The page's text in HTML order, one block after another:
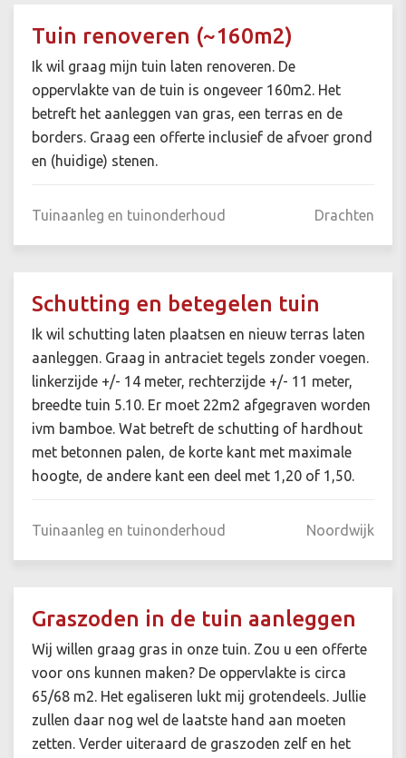
Tuin renoveren (~160m2)
Ik wil graag mijn tuin laten renoveren. De
oppervlakte van de tuin is ongeveer 160m2. Het
betreft het aanleggen van gras, een terras en de
borders. Graag een offerte inclusief de afvoer grond
en (huidige) stenen.
Tuinaanleg en tuinonderhoud Drachten
Schutting en betegelen tuin
Ik wil schutting laten plaatsen en nieuw terras laten
aanleggen. Graag in antraciet tegels zonder voegen.
linkerzijde +/- 14 meter, rechterzijde +/- 11 meter,
breedte tuin 5.10. Er moet 22m2 afgegraven worden
ivm bamboe. Wat betreft de schutting of hardhout
met betonnen palen, de korte kant met maximale
hoogte, de andere kant een deel met 1,20 of 1,50.
Tuinaanleg en tuinonderhoud Noordwijk
Graszoden in de tuin aanleggen
Wij willen graag gras in onze tuin. Zou u een offerte
voor ons kunnen maken? De oppervlakte is circa
65/68 m2. Het egaliseren lukt mij grotendeels. Jullie
zullen daar nog wel de laatste hand aan moeten
zetten. Verder uiteraard de graszoden zelf en het